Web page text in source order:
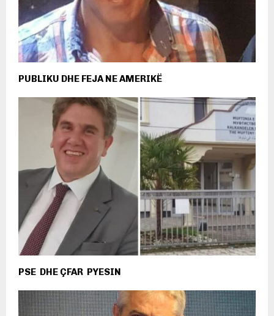
PUBLIKU DHE FEJA NE AMERIKË
PSE DHE ÇFAR PYESIN